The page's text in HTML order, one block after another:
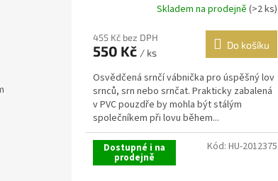
Skladem na prodejně (>2 ks)
455 Kč bez DPH
550 Kč / ks
Do košíku
Osvědčená srnčí vábnička pro úspěšný lov
srnců, srn nebo srnčat. Prakticky zabalená
v PVC pouzdře by mohla být stálým
společníkem při lovu během...
Dostupné i na
prodejně
Kód: HU-2012375